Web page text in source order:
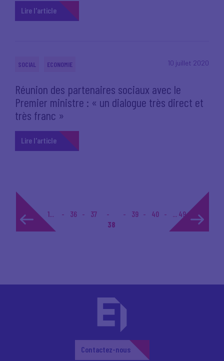
Lire l'article
10 juillet 2020
SOCIAL ECONOMIE
Réunion des partenaires sociaux avec le
Premier ministre : « un dialogue très direct et
très franc »
Lire l'article
1... 36
37
38
39 40 ... 49
Contactez-nous